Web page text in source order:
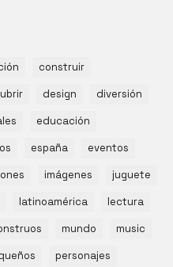
construir
design
diversión
educación
españa
eventos
imágenes
juguete
latinoamérica
lectura
mundo
music
personajes